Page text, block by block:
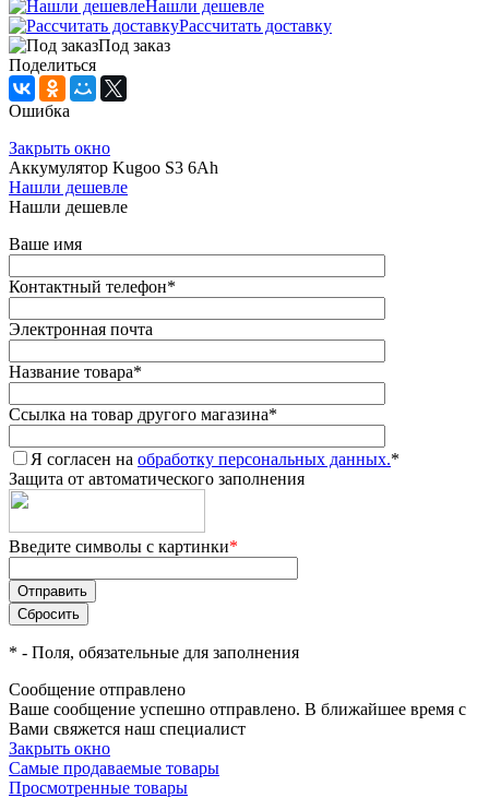
Нашли дешевле
Рассчитать доставку
Под заказ
Поделиться
Ошибка
Закрыть окно
Аккумулятор Kugoo S3 6Ah
Нашли дешевле
Нашли дешевле
Ваше имя
Контактный телефон*
Электронная почта
Название товара*
Ссылка на товар другого магазина*
Я согласен на обработку персональных данных.*
Защита от автоматического заполнения
Введите символы с картинки*
* - Поля, обязательные для заполнения
Сообщение отправлено
Ваше сообщение успешно отправлено. В ближайшее время с
Вами свяжется наш специалист
Закрыть окно
Самые продаваемые товары
Просмотренные товары